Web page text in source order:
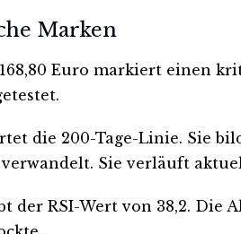
Marken
Euro markiert einen
die 200-Tage-Linie. Sie
Sie verläuft
der RSI-Wert von 38,2. Die